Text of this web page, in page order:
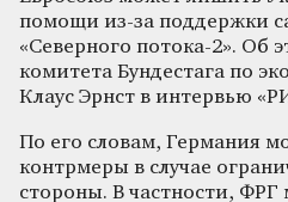
помощи из-за поддержки
«Северного потока-2». Об
комитета Бундестага по
Клаус Эрнст в интервью
По его словам, Германия
контрмеры в случае
стороны. В частности,